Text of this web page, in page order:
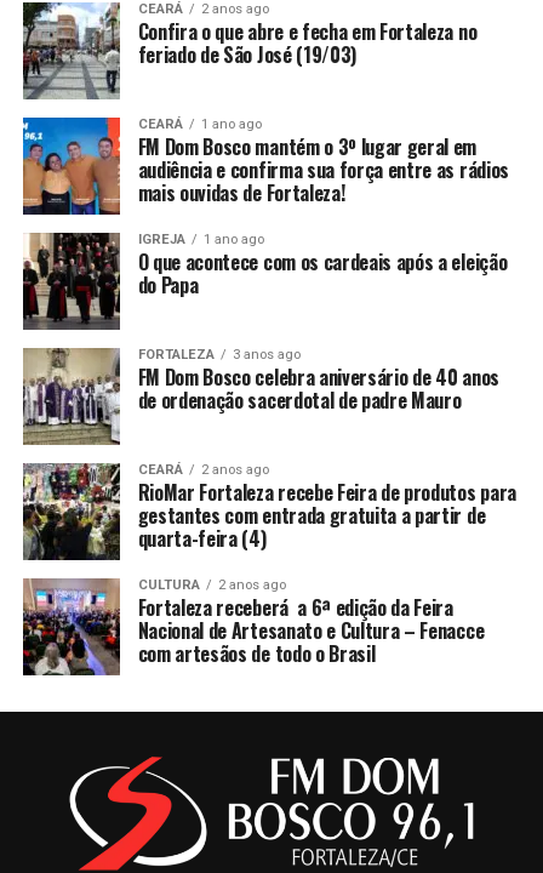
CEARÁ 2 anos ago
Confira o que abre e fecha em Fortaleza no
feriado de São José (19/03)
CEARÁ 1 ano ago
FM Dom Bosco mantém o 3º lugar geral em
audiência e confirma sua força entre as rádios
mais ouvidas de Fortaleza!
IGREJA 1 ano ago
O que acontece com os cardeais após a eleição
do Papa
FORTALEZA 3 anos ago
FM Dom Bosco celebra aniversário de 40 anos
de ordenação sacerdotal de padre Mauro
CEARÁ 2 anos ago
RioMar Fortaleza recebe Feira de produtos para
gestantes com entrada gratuita a partir de
quarta-feira (4)
CULTURA 2 anos ago
Fortaleza receberá a 6ª edição da Feira
Nacional de Artesanato e Cultura – Fenacce
com artesãos de todo o Brasil